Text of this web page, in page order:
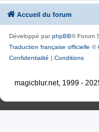
Accueil du forum
Développé parphpBB® Forum
Traduction française officielle ©
Confidentialité | Conditions
magicblur.net, 1999 -